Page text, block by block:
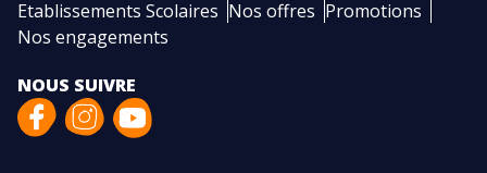
Etablissements Scolaires Nos offres Promotions
Nos engagements
NOUS SUIVRE